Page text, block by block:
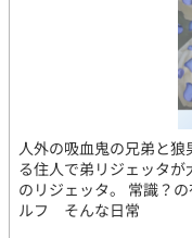
人外の吸血鬼の兄弟と
る住人で弟リジェッタ
のリジェッタ。 常識？
ルフ そんな日常